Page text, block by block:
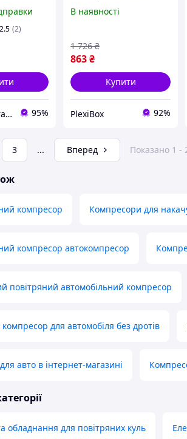
12V
4x4
2.5 (2)
StoreBroad-range 95%
портативний потужний
дисплеєм для легкого
використання в авто
В наявності
863₴
1 726 ₴
Купити
PlexiBox 92%
3 ... Вперед Показано 1 -
компресор Компресори для
компресор автокомпресор
повітряний автомобільний компресор
для автомобіля без дротів
авто в інтернет-магазині
обладнання для повітряних куль